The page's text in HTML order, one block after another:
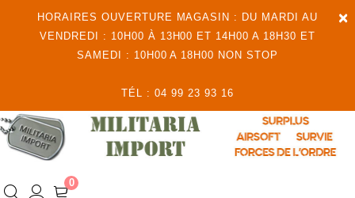
×
HORAIRES OUVERTURE MAGASIN : DU MARDI AU
VENDREDI : 10H00 À 13H00 ET 14H00 A 18H30 ET
SAMEDI : 10H00 A 18H00 NON STOP
TÉL : 04 99 23 93 16
0